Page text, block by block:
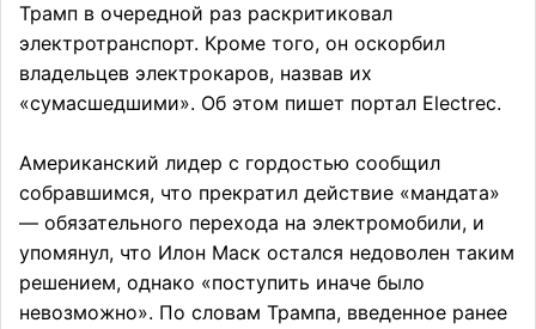
Трамп в очередной раз раскритиковал
электротранспорт. Кроме того, он оскорбил
владельцев электрокаров, назвав их
«сумасшедшими». Об этом пишет портал Electrec.
Американский лидер с гордостью сообщил
собравшимся, что прекратил действие «мандата»
— обязательного перехода на электромобили, и
упомянул, что Илон Маск остался недоволен таким
решением, однако «поступить иначе было
невозможно». По словам Трампа, введенное ранее